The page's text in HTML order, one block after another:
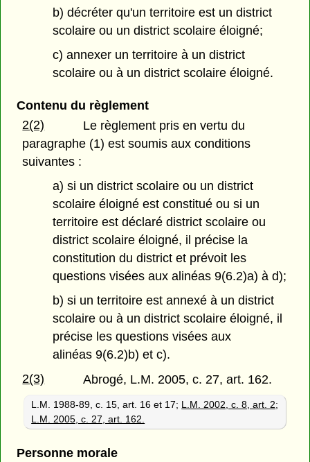
b) décréter qu'un territoire est un district
scolaire ou un district scolaire éloigné;
c) annexer un territoire à un district
scolaire ou à un district scolaire éloigné.
Contenu du règlement
2(2)
Le règlement pris en vertu du
paragraphe (1) est soumis aux conditions
suivantes :
a) si un district scolaire ou un district
scolaire éloigné est constitué ou si un
territoire est déclaré district scolaire ou
district scolaire éloigné, il précise la
constitution du district et prévoit les
questions visées aux alinéas 9(6.2)a) à d);
b) si un territoire est annexé à un district
scolaire ou à un district scolaire éloigné, il
précise les questions visées aux
alinéas 9(6.2)b) et c).
2(3)
Abrogé, L.M. 2005, c. 27, art. 162.
L.M. 1988-89, c. 15, art. 16 et 17; L.M. 2002, c. 8, art. 2;
L.M. 2005, c. 27, art. 162.
Personne morale